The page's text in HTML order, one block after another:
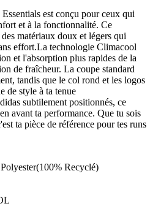
est conçu pour ceux qui
et à la fonctionnalité. Ce
matériaux doux et légers qui
effort.La technologie Climacool
et l'absorption plus rapides de la
de fraîcheur. La coupe standard
tandis que le col rond et les logos
de style à ta tenue
subtilement positionnés, ce
avant ta performance. Que tu sois
ta pièce de référence pour tes runs
Recyclé)